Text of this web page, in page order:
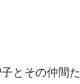
とその仲間